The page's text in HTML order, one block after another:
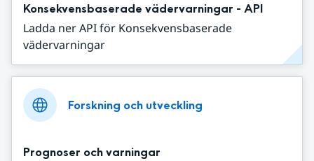
Konsekvensbaserade vädervarningar - API
Ladda ner API för Konsekvensbaserade
vädervarningar
Forskning och utveckling
Prognoser och varningar